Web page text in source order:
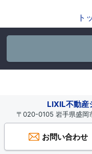
ト
LIXIL不動産
〒020-0105 岩手県盛岡
お問い合わせ